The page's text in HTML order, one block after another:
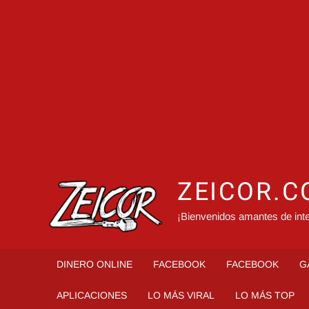
¡Bienvenidos amantes de
DINERO ONLINE FACEBOOK FACEBOOK
APLICACIONES LO MÁS VIRAL LO MÁS TOP